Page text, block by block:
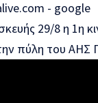
29/8 η 1η
πύλη του ΑΗΣ